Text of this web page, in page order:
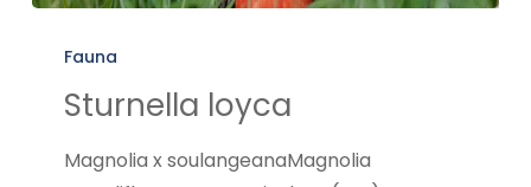
loycaFauna
Sturnella loyca
Magnolia x soulangeanaMagnolia